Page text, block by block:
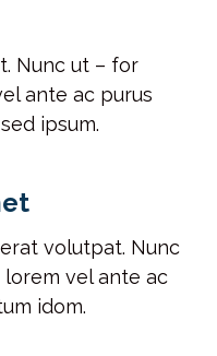
Nunc ut – for
ante ac purus
ipsum.
volutpat. Nunc
vel ante ac
idom.